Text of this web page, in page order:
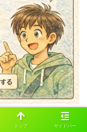
トップ サイドバー